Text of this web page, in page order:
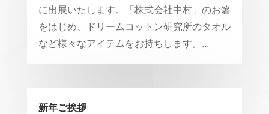
に出展いたします。「株式会社中村」のお箸
をはじめ、ドリームコットン研究所のタオル
など様々なアイテムをお持ちします。...
新年ご挨拶